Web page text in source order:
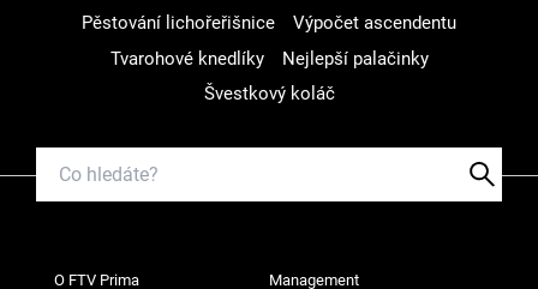
Pěstování lichořeřišnice
Výpočet ascendentu
Tvarohové knedlíky
Nejlepší palačinky
Švestkový koláč
O FTV Prima Management